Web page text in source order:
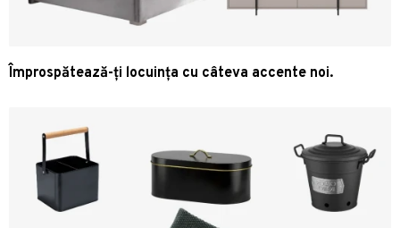
Împrospătează-ți locuința cu câteva accente noi.